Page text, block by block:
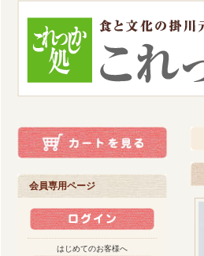
会員専用ページ
はじめてのお客様へ